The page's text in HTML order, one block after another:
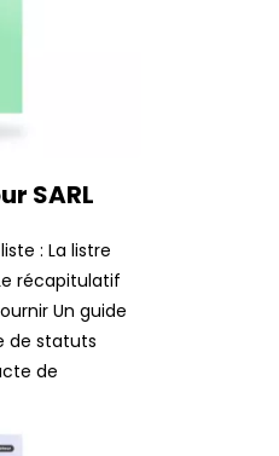
SARL
: La listre
récapitulatif
Un guide
de statuts
de